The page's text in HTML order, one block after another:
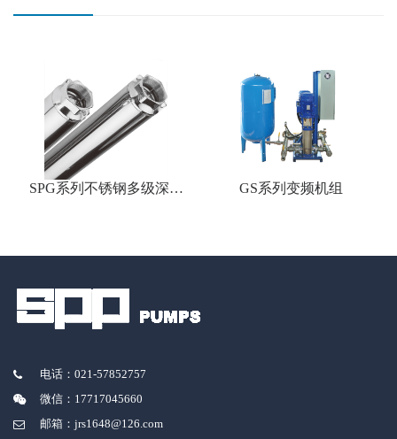
SPG系列不锈钢多级深井
GS系列变频机组
电话：021-57852757
微信：17717045660
邮箱：jrs1648@126.com